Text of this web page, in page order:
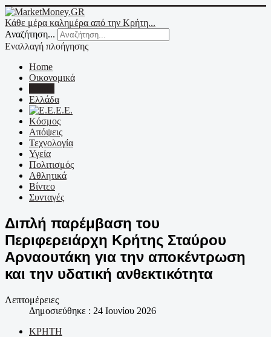
Κάθε μέρα καλημέρα από την Κρήτη...
Αναζήτηση...
Εναλλαγή πλοήγησης
Home
Οικονομικά
Ελλάδα
Ε.Ε.
Κόσμος
Απόψεις
Τεχνολογία
Υγεία
Πολιτισμός
Αθλητικά
Βίντεο
Συνταγές
Διπλή παρέμβαση του
Περιφερειάρχη Κρήτης Σταύρου
Αρναουτάκη για την αποκέντρωση
και την υδατική ανθεκτικότητα
Λεπτομέρειες
Δημοσιεύθηκε : 24 Ιουνίου 2026
ΚΡΗΤΗ